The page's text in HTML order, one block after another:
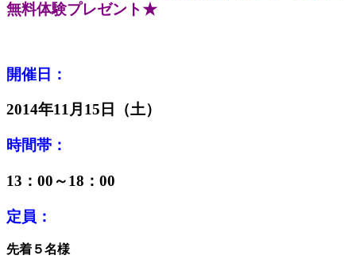
無料体験プレゼント★
開催日：
2014年11月15日（土）
時間帯：
13：00～18：00
定員：
先着５名様